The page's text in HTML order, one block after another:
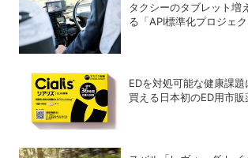
タクシーのタブレット増
る「API標準化プロジェ
EDを対処可能な健康課
買える日本初のED用市販